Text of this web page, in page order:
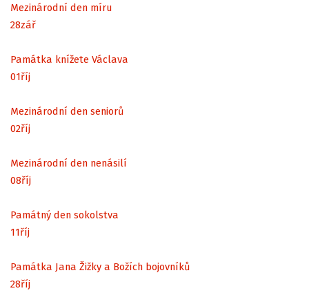
Mezinárodní den míru
28zář
Památka knížete Václava
01říj
Mezinárodní den seniorů
02říj
Mezinárodní den nenásilí
08říj
Památný den sokolstva
11říj
Památka Jana Žižky a Božích bojovníků
28říj